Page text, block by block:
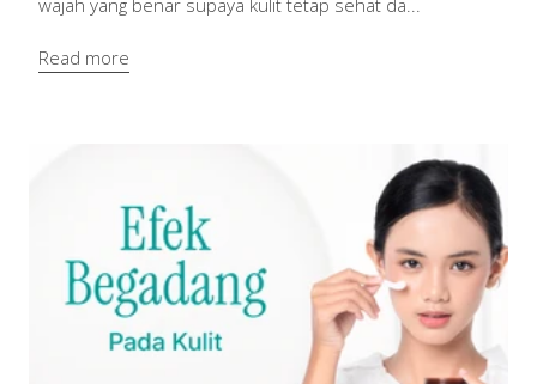
wajah yang benar supaya kulit tetap sehat da...
Read more